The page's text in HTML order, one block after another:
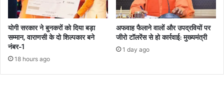
योगी सरकार ने बुनकरों को दिया बड़ा
सम्मान, वाराणसी के दो शिल्पकार बने
नंबर-1
18 hours ago
अफवाह फैलाने वालों और उपद्रवियों पर
जीरो टॉलरेंस से हो कार्रवाई: मुख्यमंत्री
1 day ago